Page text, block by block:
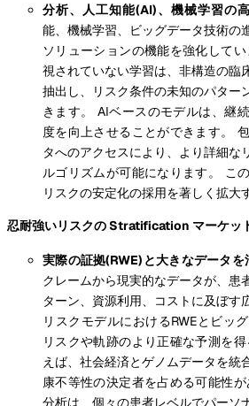
分析、人工知能(AI)、機械学習の
能、機械学習、ビッグデータ技術の
ソリューションの機能を強化して
視されていない学習は、非構造の臨
抽出し、リスク条件の未知のパター
きます。 AIベースのモデルは、継
度を向上させることができます。
タへのアクセスにより、より詳細な
ルゴリズムが可能になります。 こ
リスクの安定化の採用を著しく拡大
忍耐強いリスクの Stratification マーケッ
実際の証拠(RWE)と大きなデータ
クレームから現実的なデータが、患
ターン、資源利用、コストに及ぼす
リスクモデルにおけるRWEとビッ
リスクや軌跡のより正確な予測を
えば、社会経済とゲノムデータを統
康不等性の決定者を占める可能性
分析は、個々の患者レベルでパーソ